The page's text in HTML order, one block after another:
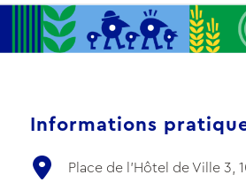
Informations
Place de l'Hôtel de Ville 3,